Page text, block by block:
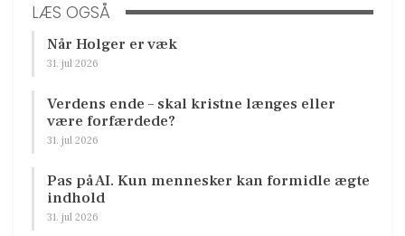
LÆS OGSÅ
Når Holger er væk
31. jul 2026
Verdens ende – skal kristne længes eller
være forfærdede?
31. jul 2026
Pas på AI. Kun mennesker kan formidle ægte
indhold
31. jul 2026